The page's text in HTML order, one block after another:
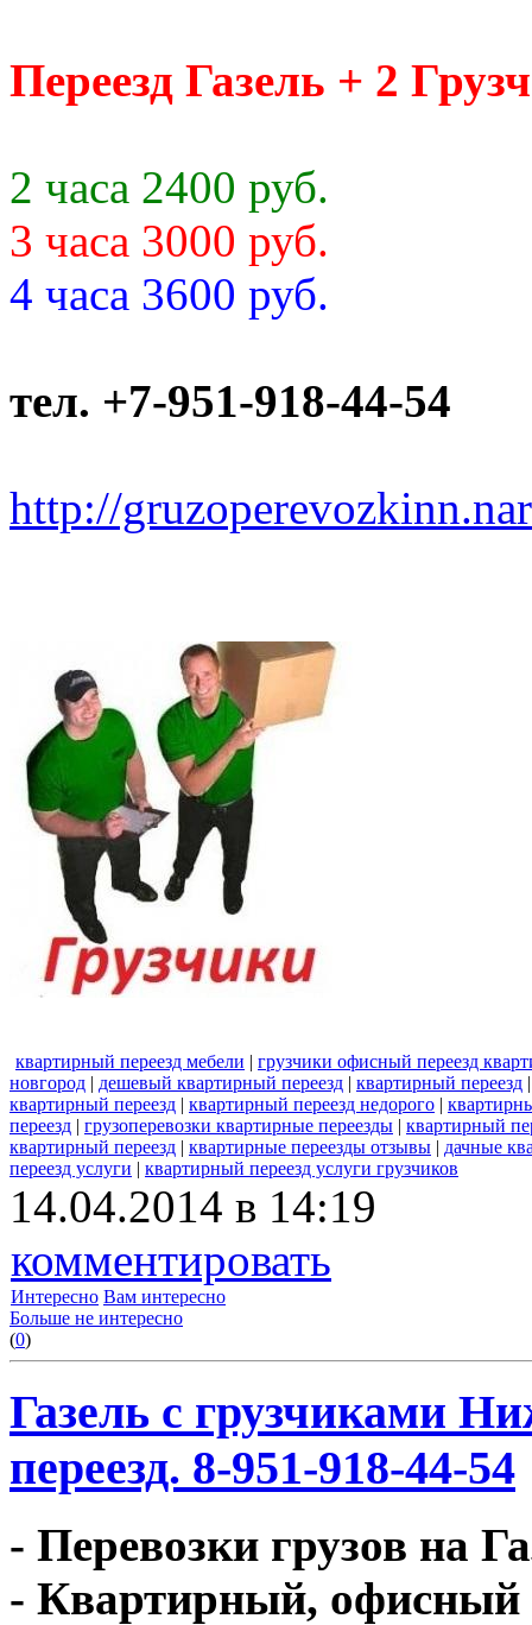
Переезд Газель + 2
2 часа 2400 руб.
3 часа 3000 руб.
4 часа 3600 руб.
тел. +7-951-918-44-54
http://
квартирный переезд мебели | грузчики офисный переезд
новгород | дешевый квартирный переезд | квартирный переезд
квартирный переезд | квартирный переезд недорого |
переезд | грузоперевозки квартирные переезды | квартирный
квартирный переезд | квартирные переезды отзывы | дачные
переезд услуги | квартирный переезд услуги грузчиков
14.04.2014 в 14:19
комментировать
Интересно Вам интересно
Больше не интересно
(0)
Газель с грузчиками
переезд. 8-951-918-44-54
- Перевозки грузов на
- Квартирный, офисный